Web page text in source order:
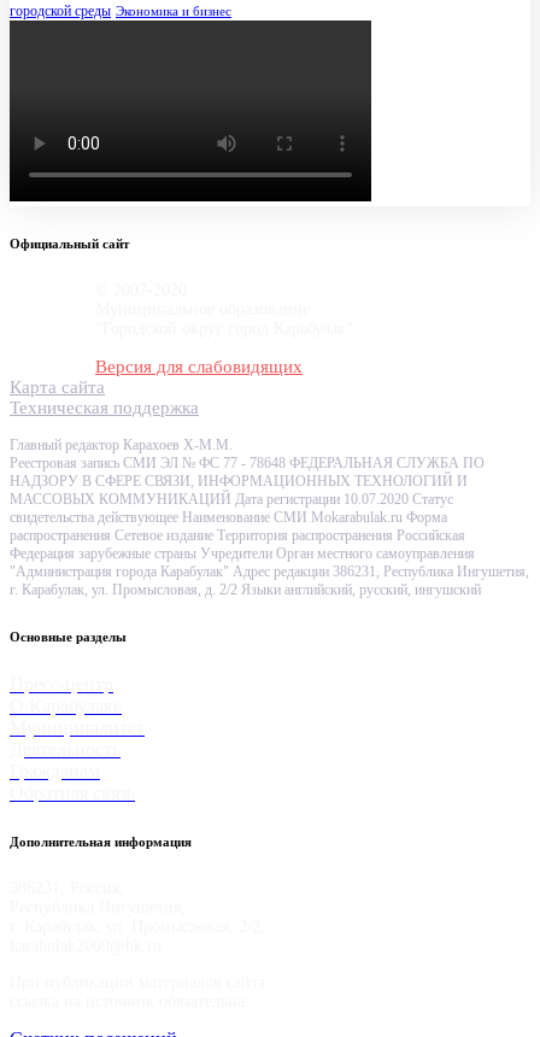
городской среды Экономика и бизнес
Официальный сайт
Версия для слабовидящих
Карта сайта
Техническая поддержка
Главный редактор Карахоев Х-М.М.
Реестровая запись СМИ ЭЛ № ФС 77 - 78648 ФЕДЕРАЛЬНАЯ СЛУЖБА ПО
НАДЗОРУ В СФЕРЕ СВЯЗИ, ИНФОРМАЦИОННЫХ ТЕХНОЛОГИЙ И
МАССОВЫХ КОММУНИКАЦИЙ Дата регистрации 10.07.2020 Статус
свидетельства действующее Наименование СМИ Mokarabulak.ru Форма
распространения Сетевое издание Территория распространения Российская
Федерация зарубежные страны Учредители Орган местного самоуправления
"Администрация города Карабулак" Адрес редакции 386231, Республика Ингушетия,
г. Карабулак, ул. Промысловая, д. 2/2 Языки английский, русский, ингушский
Основные разделы
Дополнительная информация